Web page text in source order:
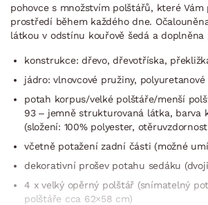
pohovce s množstvím polštářů, které
prostředí během každého dne.
látkou v odstínu kouřově šedá a doplněna
konstrukce: dřevo, dřevotříska,
jádro: vlnovcové pružiny, polyuretanové
potah korpus/velké polštáře/menší
93 – jemně strukturovaná látka, barva
(složení: 100% polyester,
včetně potažení zadní části (možné
dekorativní prošev potahu sedáku
4 x velký opěrný polštář (snímatelný
polštáře cca 62×58 cm)